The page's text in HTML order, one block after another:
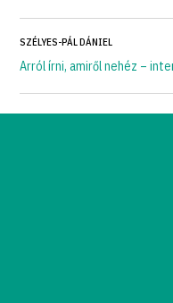
SZÉLYES-PÁL DÁNIEL
Arról írni, amiről nehéz –